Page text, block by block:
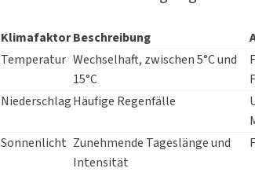
KlimafaktorBeschreibung
Temperatur Wechselhaft, zwischen 5°C und
15°C
NiederschlagHäufige Regenfälle
Sonnenlicht Zunehmende Tageslänge und
Intensität